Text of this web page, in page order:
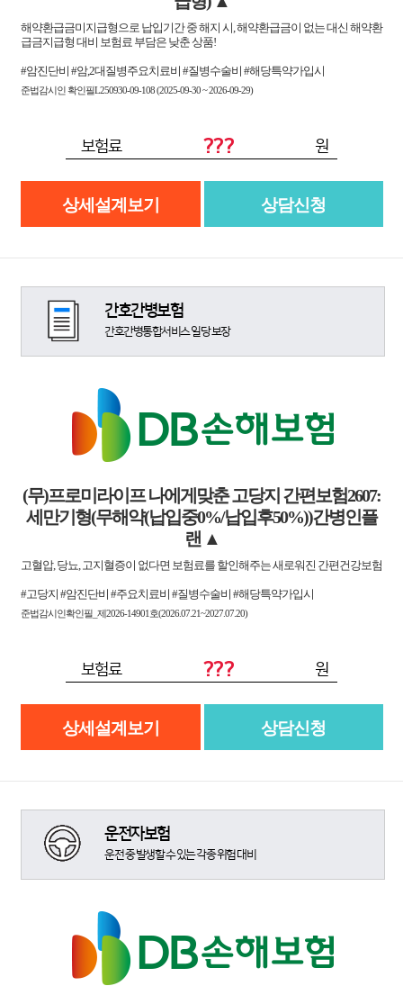
해약환급금미지급형으로 납입기간 중 해지 시, 해약환급금이 없는 대신 해약환
급금지급형 대비 보험료 부담은 낮춘 상품!
#암진단비 #암,2대질병주요치료비 #질병수술비 #해당특약가입시
준법감시인 확인필L250930-09-108 (2025-09-30 ~ 2026-09-29)
보험료 ??? 원
상세설계보기 상담신청
간호간병보험
간호간병통합서비스 일당 보장
(무)프로미라이프 나에게맞춘 고당지 간편보험2607:
세만기형(무해약(납입중0%/납입후50%))간병인플
랜 ▲
고혈압, 당뇨, 고지혈증이 없다면 보험료를 할인해주는 새로워진 간편건강보험
#고당지 #암진단비 #주요치료비 #질병수술비 #해당특약가입시
준법감시인확인필_제2026-14901호(2026.07.21~2027.07.20)
보험료 ??? 원
상세설계보기 상담신청
운전자보험
운전 중 발생할 수 있는 각종 위험 대비